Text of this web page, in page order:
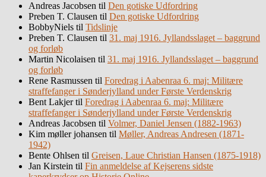
Andreas Jacobsen til Den gotiske Udfordring
Preben T. Clausen til Den gotiske Udfordring
BobbyNiels til Tidslinje
Preben T. Clausen til 31. maj 1916. Jyllandsslaget – baggrund
og forløb
Martin Nicolaisen til 31. maj 1916. Jyllandsslaget – baggrund
og forløb
Rene Rasmussen til Foredrag i Aabenraa 6. maj: Militære
straffefanger i Sønderjylland under Første Verdenskrig
Bent Lakjertil Foredrag i Aabenraa 6. maj: Militære
straffefanger i Sønderjylland under Første Verdenskrig
Andreas Jacobsen til Volmer, Daniel Jensen (1882-1963)
Kim møller johansen til Møller, Andreas Andresen (1871-
1942)
Bente Ohlsen til Greisen, Laue Christian Hansen (1875-1918)
Jan Kirstein til Fin anmeldelse af Kejserens sidste